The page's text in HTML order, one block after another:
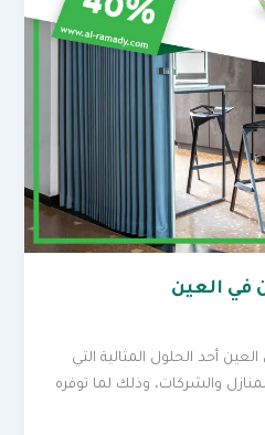
في العين
أحد الحلول المثالية التي
والشركات، وذلك لما توفره